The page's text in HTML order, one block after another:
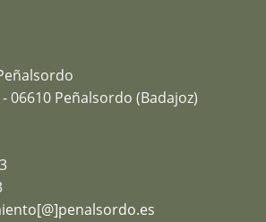
06610 Peñalsordo (Badajoz)